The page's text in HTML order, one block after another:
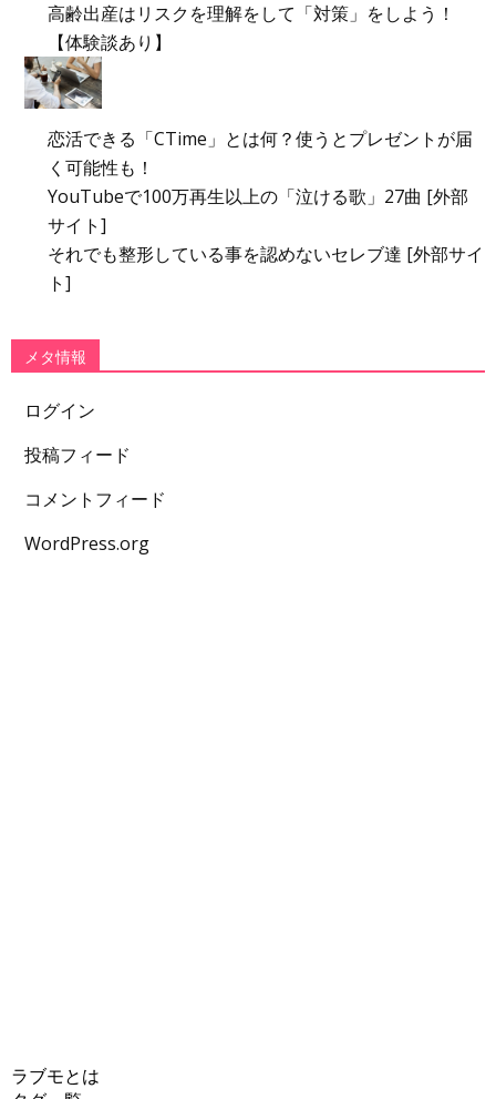
高齢出産はリスクを理解をして「対策」をしよう！
【体験談あり】
恋活できる「CTime」とは何？使うとプレゼントが届
く可能性も！
YouTubeで100万再生以上の「泣ける歌」27曲 [外部
サイト]
それでも整形している事を認めないセレブ達 [外部サイ
ト]
メタ情報
ログイン
投稿フィード
コメントフィード
WordPress.org
ラブモとは